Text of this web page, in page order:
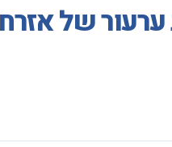
של